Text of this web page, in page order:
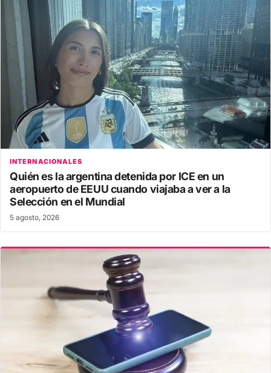
INTERNACIONALES
Quién es la argentina detenida por ICE en un
aeropuerto de EEUU cuando viajaba a ver a la
Selección en el Mundial
5 agosto, 2026